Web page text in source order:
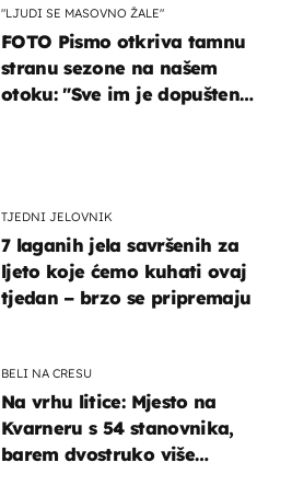
"LJUDI SE MASOVNO ŽALE"
FOTO Pismo otkriva tamnu
stranu sezone na našem
otoku: "Sve im je dopušteno!
TJEDNI JELOVNIK
7 laganih jela savršenih za
ljeto koje ćemo kuhati ovaj
tjedan – brzo se pripremaju
BELI NA CRESU
Na vrhu litice: Mjesto na
Kvarneru s 54 stanovnika,
barem dvostruko više